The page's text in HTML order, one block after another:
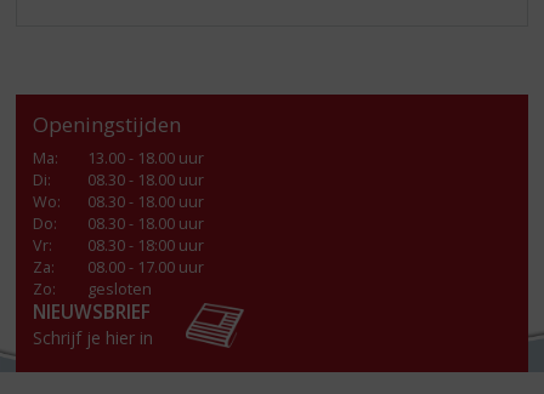
Openingstijden
Ma:
13.00 - 18.00 uur
Di:
08.30 - 18.00 uur
Wo:
08.30 - 18.00 uur
Do:
08.30 - 18.00 uur
Vr:
08.30 - 18:00 uur
Za:
08.00 - 17.00 uur
Zo:
gesloten
NIEUWSBRIEF
Schrijf je hier in